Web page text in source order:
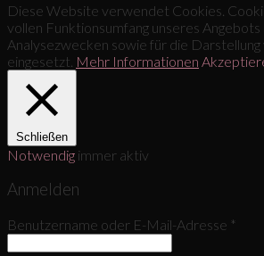
Diese Website verwendet Cookies.
vollen Funktionsumfang unseres
Analysezwecken sowie für die Darstellung
eingesetzt. Mehr Informationen
Schließen
Notwendig immer aktiv
Anmelden
Benutzername oder E-Mail-Adresse *